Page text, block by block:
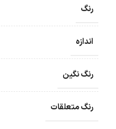
رنگ
اندازه
رنگ نگین
رنگ متعلقات